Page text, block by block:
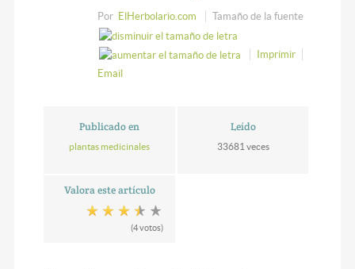
Por ElHerbolario.com Tamaño de la fuente
Imprimir
Email
Publicado en
plantas medicinales
Leído
33681 veces
Valora este artículo
(4 votos)